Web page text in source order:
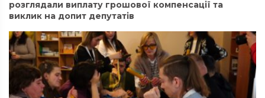
розглядали виплату грошової компенсації та
виклик на допит депутатів